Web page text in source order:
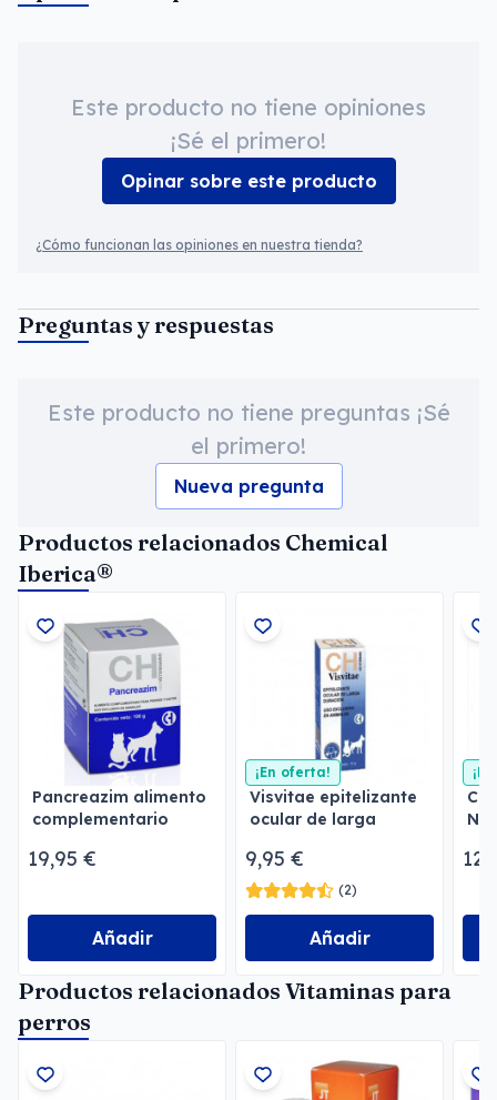
Este producto no tiene opiniones
¡Sé el primero!
Opinar sobre este producto
¿Cómo funcionan las opiniones en nuestra tienda?
Preguntas y respuestas
Este producto no tiene preguntas ¡Sé
el primero!
Nueva pregunta
Productos relacionados Chemical
Iberica®
Pancreazim alimento
complementario
19,95 €
Añadir
¡En oferta!
Visvitae epitelizante
ocular de larga
9,95 €
(2)
Añadir
Productos relacionados Vitaminas para
perros